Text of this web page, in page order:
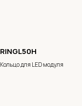
RINGL50H
Кольцо для LED модуля